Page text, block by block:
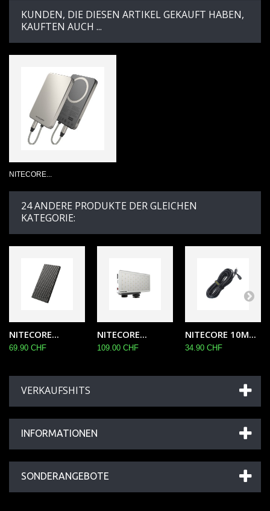
KUNDEN, DIE DIESEN ARTIKEL GEKAUFT HABEN,
KAUFTEN AUCH ...
NITECORE...
24 ANDERE PRODUKTE DER GLEICHEN
KATEGORIE:
NITECORE...
69.90 CHF
NITECORE...
109.00 CHF
NITECORE 10M...
34.90 CHF
VERKAUFSHITS
INFORMATIONEN
SONDERANGEBOTE